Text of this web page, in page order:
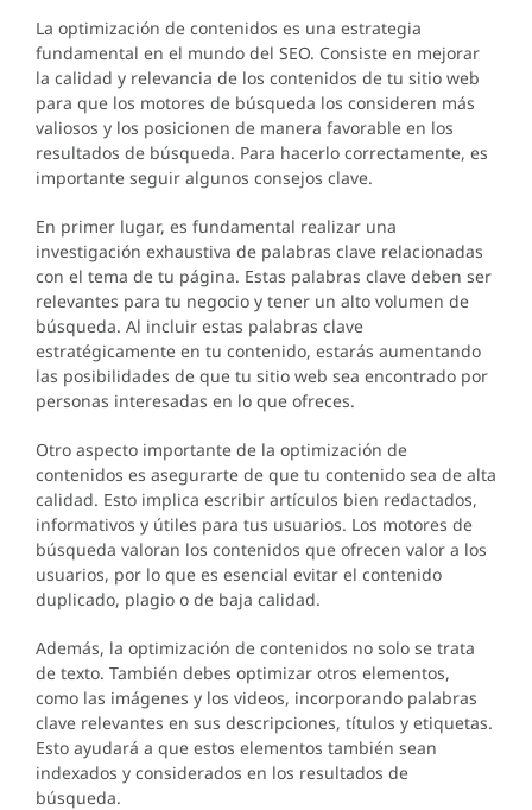
La optimización de contenidos es una estrategia
fundamental en el mundo del SEO. Consiste en mejorar
la calidad y relevancia de los contenidos de tu sitio web
para que los motores de búsqueda los consideren más
valiosos y los posicionen de manera favorable en los
resultados de búsqueda. Para hacerlo correctamente, es
importante seguir algunos consejos clave.
En primer lugar, es fundamental realizar una
investigación exhaustiva de palabras clave relacionadas
con el tema de tu página. Estas palabras clave deben ser
relevantes para tu negocio y tener un alto volumen de
búsqueda. Al incluir estas palabras clave
estratégicamente en tu contenido, estarás aumentando
las posibilidades de que tu sitio web sea encontrado por
personas interesadas en lo que ofreces.
Otro aspecto importante de la optimización de
contenidos es asegurarte de que tu contenido sea de alta
calidad. Esto implica escribir artículos bien redactados,
informativos y útiles para tus usuarios. Los motores de
búsqueda valoran los contenidos que ofrecen valor a los
usuarios, por lo que es esencial evitar el contenido
duplicado, plagio o de baja calidad.
Además, la optimización de contenidos no solo se trata
de texto. También debes optimizar otros elementos,
como las imágenes y los videos, incorporando palabras
clave relevantes en sus descripciones, títulos y etiquetas.
Esto ayudará a que estos elementos también sean
indexados y considerados en los resultados de
búsqueda.